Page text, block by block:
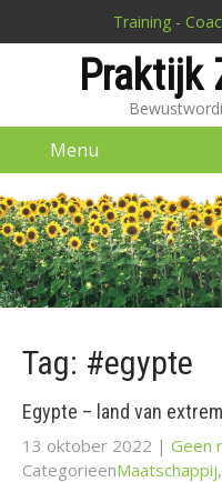
Training -
Praktijk
Menu
Tag: #egypte
Egypte – land van
13 oktober 2022 | Geen
CategorieenMaatschappij,